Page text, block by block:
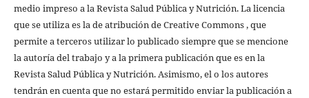
medio impreso a la Revista Salud Pública y Nutrición. La licencia
que se utiliza es la de atribución de Creative Commons , que
permite a terceros utilizar lo publicado siempre que se mencione
la autoría del trabajo y a la primera publicación que es en la
Revista Salud Pública y Nutrición. Asimismo, el o los autores
tendrán en cuenta que no estará permitido enviar la publicación a